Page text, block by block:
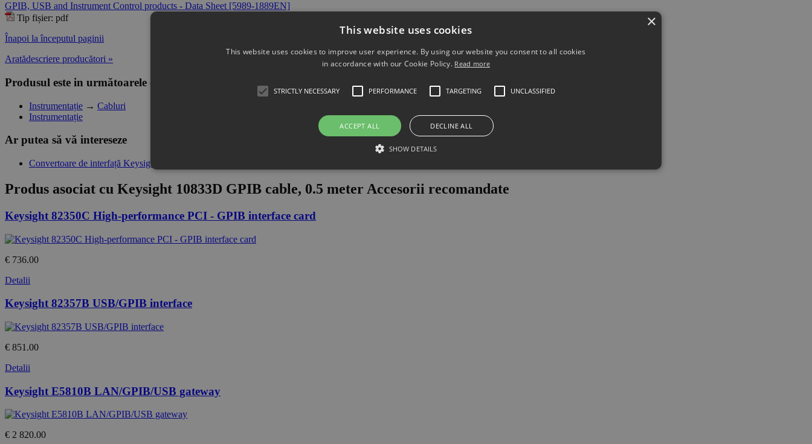
GPIB, USB and Instrument Control products - Data Sheet [5989-1889EN]
Tip fișier: pdf
Înapoi la începutul paginii
Aratădescriere producători »
Produsul este in următoarele categorii
Instrumentație → Cabluri
Instrumentație
Ar putea să vă intereseze
Convertoare de interfață Keysight
Produs asociat cu Keysight 10833D GPIB cable, 0.5 meter Accesorii recomandate
Keysight 82350C High-performance PCI - GPIB interface card
€ 736.00
Detalii
Keysight 82357B USB/GPIB interface
€ 851.00
Detalii
Keysight E5810B LAN/GPIB/USB gateway
€ 2 820.00
×
This website uses cookies
This website uses cookies to improve user experience. By using our website you consent to all cookies
in accordance with our Cookie Policy. Read more
STRICTLY NECESSARY PERFORMANCE TARGETING UNCLASSIFIED
ACCEPT ALL DECLINE ALL
SHOW DETAILS